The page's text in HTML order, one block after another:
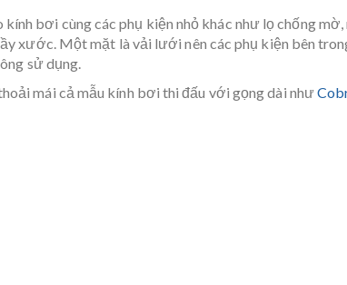
bơi cùng các phụ kiện nhỏ khác như lọ chống
xước. Một mặt là vải lưới nên các phụ kiện bên
sử dụng.
mái cả mẫu kính bơi thi đấu với gọng dài như